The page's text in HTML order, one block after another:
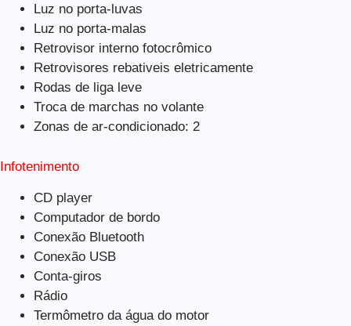
Luz no porta-luvas
Luz no porta-malas
Retrovisor interno fotocrômico
Retrovisores rebativeis eletricamente
Rodas de liga leve
Troca de marchas no volante
Zonas de ar-condicionado: 2
Infotenimento
CD player
Computador de bordo
Conexão Bluetooth
Conexão USB
Conta-giros
Rádio
Termômetro da água do motor